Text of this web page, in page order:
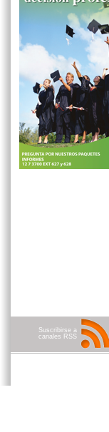
Suscribirse a
canales RSS